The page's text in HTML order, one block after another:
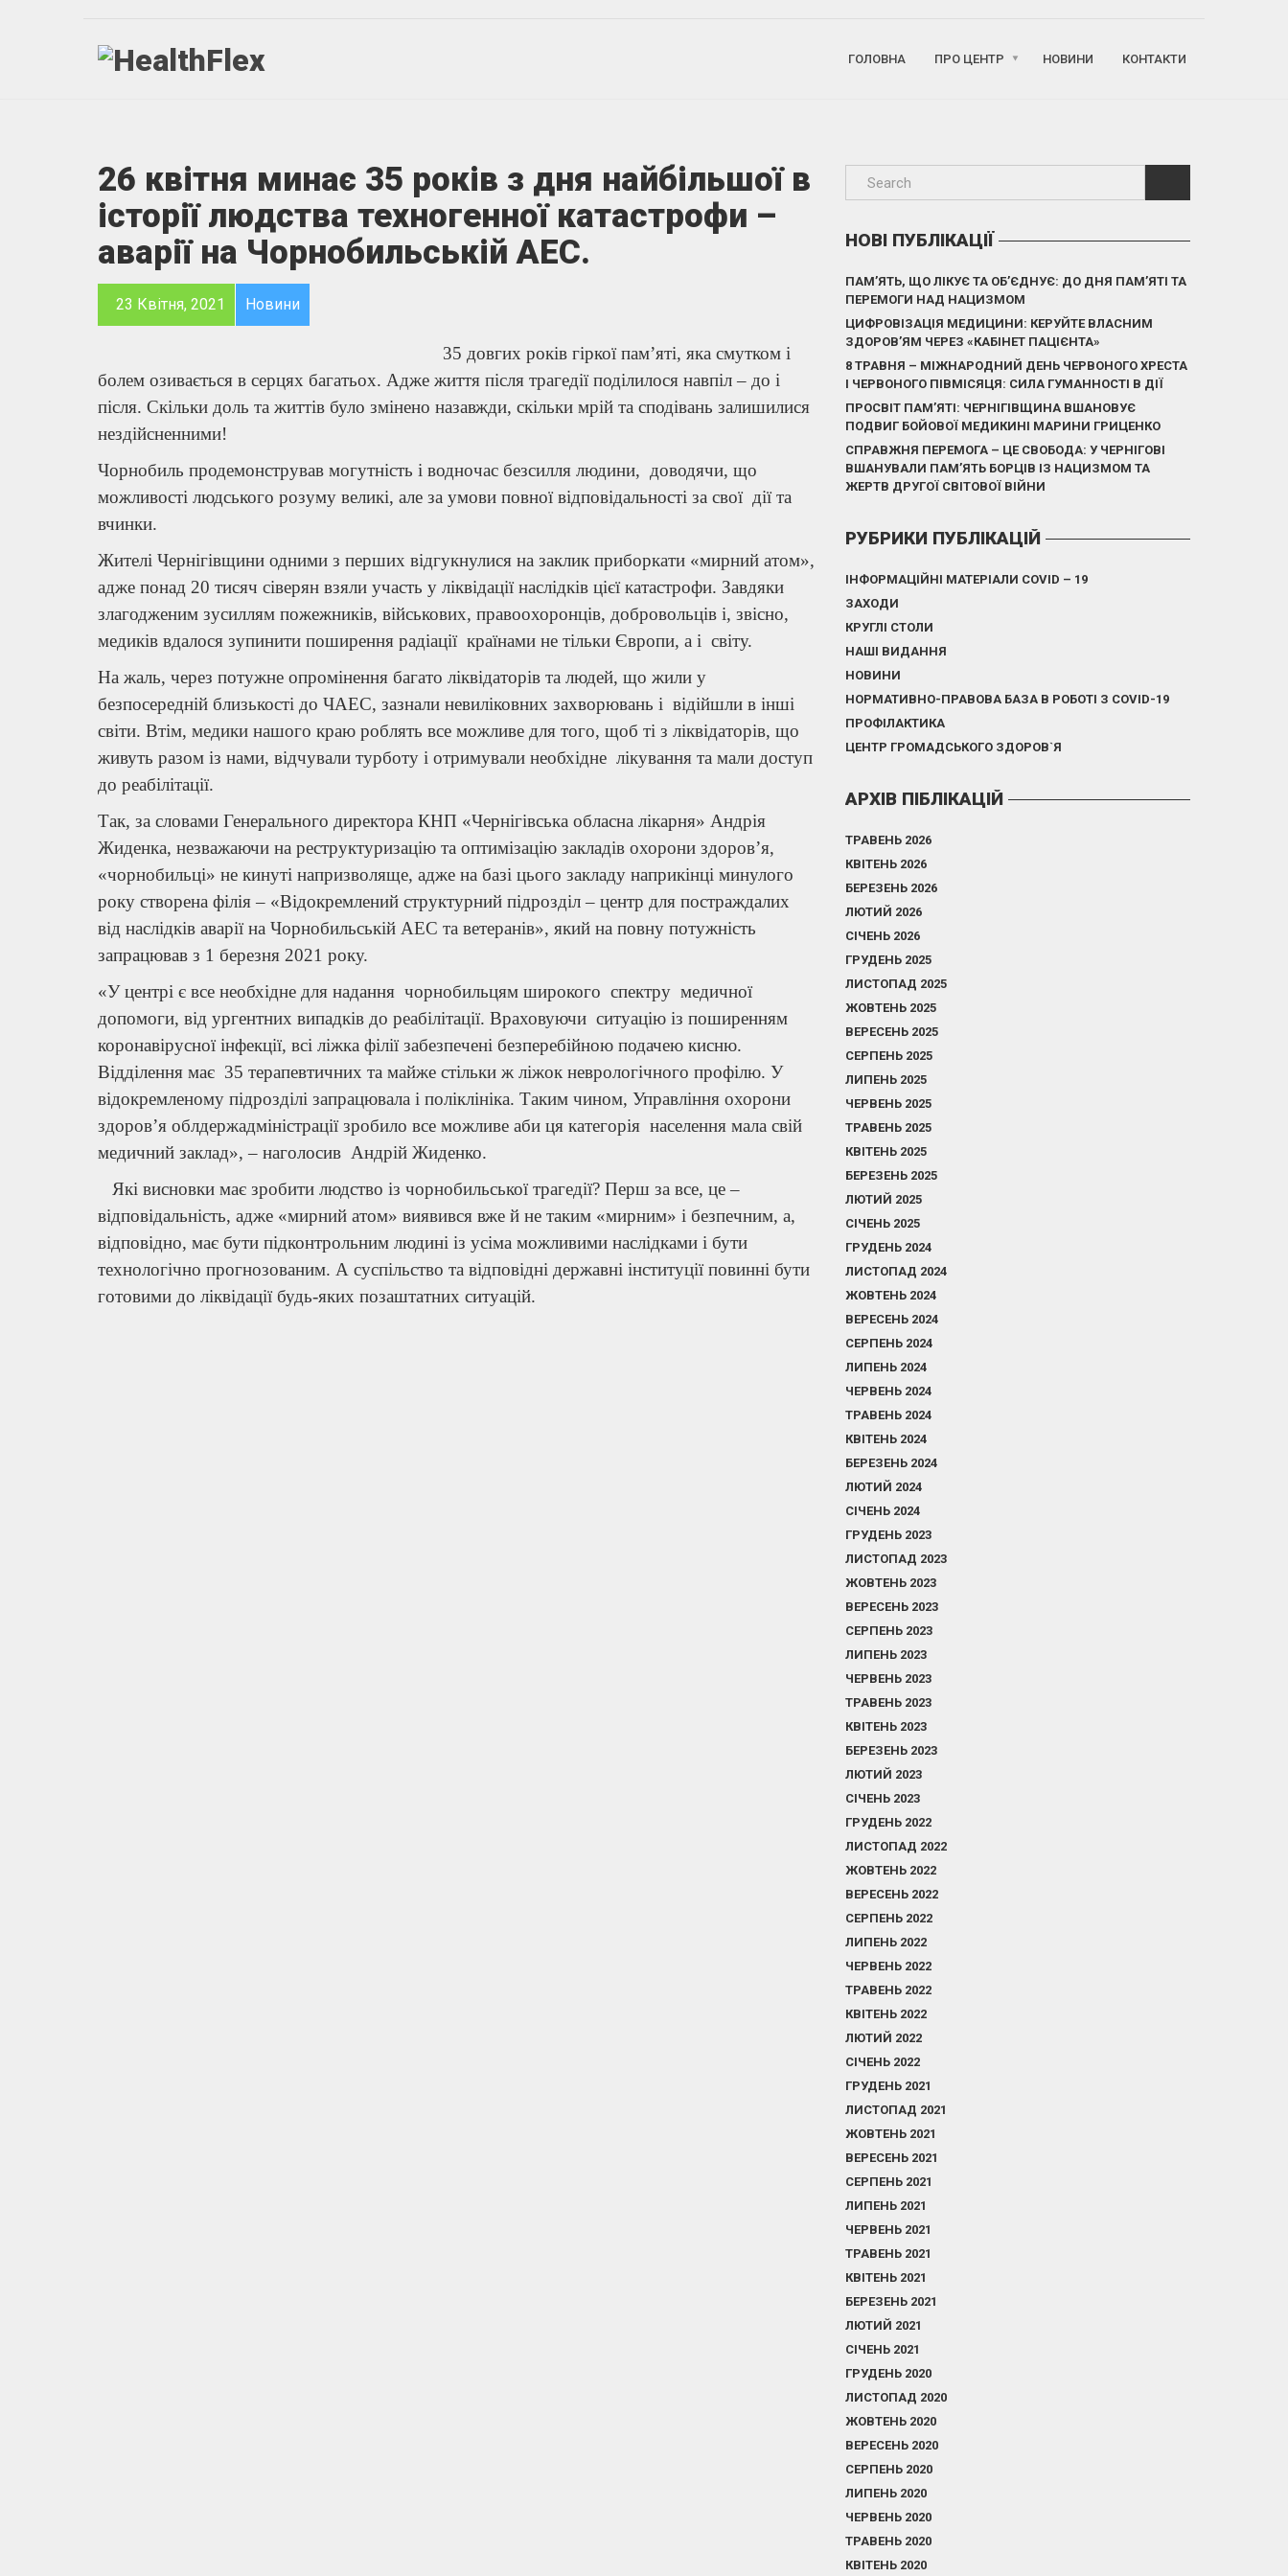
ГОЛОВНА ПРО ЦЕНТР НОВИНИ КОНТАКТИ
26 квітня минає 35 років з дня найбільшої в
історії людства техногенної катастрофи –
аварії на Чорнобильській АЕС.
23 Квітня, 2021 Новини
35 довгих років гіркої пам’яті, яка смутком і
болем озивається в серцях багатьох. Адже життя після трагедії поділилося навпіл – до і
після. Скільки доль та життів було змінено назавжди, скільки мрій та сподівань залишилися
нездійсненними!
Чорнобиль продемонстрував могутність і водночас безсилля людини, доводячи, що
можливості людського розуму великі, але за умови повної відповідальності за свої дії та
вчинки.
Жителі Чернігівщини одними з перших відгукнулися на заклик приборкати «мирний атом»,
адже понад 20 тисяч сіверян взяли участь у ліквідації наслідків цієї катастрофи. Завдяки
злагодженим зусиллям пожежників, військових, правоохоронців, добровольців і, звісно,
медиків вдалося зупинити поширення радіації країнами не тільки Європи, а і світу.
На жаль, через потужне опромінення багато ліквідаторів та людей, що жили у
безпосередній близькості до ЧАЕС, зазнали невиліковних захворювань і відійшли в інші
світи. Втім, медики нашого краю роблять все можливе для того, щоб ті з ліквідаторів, що
живуть разом із нами, відчували турботу і отримували необхідне лікування та мали доступ
до реабілітації.
Так, за словами Генерального директора КНП «Чернігівська обласна лікарня» Андрія
Жиденка, незважаючи на реструктуризацію та оптимізацію закладів охорони здоров’я,
«чорнобильці» не кинуті напризволяще, адже на базі цього закладу наприкінці минулого
року створена філія – «Відокремлений структурний підрозділ – центр для постраждалих
від наслідків аварії на Чорнобильській АЕС та ветеранів», який на повну потужність
запрацював з 1 березня 2021 року.
«У центрі є все необхідне для надання чорнобильцям широкого спектру медичної
допомоги, від ургентних випадків до реабілітації. Враховуючи ситуацію із поширенням
коронавірусної інфекції, всі ліжка філії забезпечені безперебійною подачею кисню.
Відділення має 35 терапевтичних та майже стільки ж ліжок неврологічного профілю. У
відокремленому підрозділі запрацювала і поліклініка. Таким чином, Управління охорони
здоров’я облдержадміністрації зробило все можливе аби ця категорія населення мала свій
медичний заклад», – наголосив Андрій Жиденко.
Які висновки має зробити людство із чорнобильської трагедії? Перш за все, це –
відповідальність, адже «мирний атом» виявився вже й не таким «мирним» і безпечним, а,
відповідно, має бути підконтрольним людині із усіма можливими наслідками і бути
технологічно прогнозованим. А суспільство та відповідні державні інституції повинні бути
готовими до ліквідації будь-яких позаштатних ситуацій.
НОВІ ПУБЛІКАЦІЇ
ПАМ’ЯТЬ, ЩО ЛІКУЄ ТА ОБ’ЄДНУЄ: ДО ДНЯ ПАМ’ЯТІ ТА
ПЕРЕМОГИ НАД НАЦИЗМОМ
ЦИФРОВІЗАЦІЯ МЕДИЦИНИ: КЕРУЙТЕ ВЛАСНИМ
ЗДОРОВ’ЯМ ЧЕРЕЗ «КАБІНЕТ ПАЦІЄНТА»
8 ТРАВНЯ – МІЖНАРОДНИЙ ДЕНЬ ЧЕРВОНОГО ХРЕСТА
І ЧЕРВОНОГО ПІВМІСЯЦЯ: СИЛА ГУМАННОСТІ В ДІЇ
ПРОСВІТ ПАМ’ЯТІ: ЧЕРНІГІВЩИНА ВШАНОВУЄ
ПОДВИГ БОЙОВОЇ МЕДИКИНІ МАРИНИ ГРИЦЕНКО
СПРАВЖНЯ ПЕРЕМОГА – ЦЕ СВОБОДА: У ЧЕРНІГОВІ
ВШАНУВАЛИ ПАМ’ЯТЬ БОРЦІВ ІЗ НАЦИЗМОМ ТА
ЖЕРТВ ДРУГОЇ СВІТОВОЇ ВІЙНИ
РУБРИКИ ПУБЛІКАЦІЙ
ІНФОРМАЦІЙНІ МАТЕРІАЛИ COVID – 19
ЗАХОДИ
КРУГЛІ СТОЛИ
НАШІ ВИДАННЯ
НОВИНИ
НОРМАТИВНО-ПРАВОВА БАЗА В РОБОТІ З COVID-19
ПРОФІЛАКТИКА
ЦЕНТР ГРОМАДСЬКОГО ЗДОРОВ`Я
АРХІВ ПІБЛІКАЦІЙ
ТРАВЕНЬ 2026
КВІТЕНЬ 2026
БЕРЕЗЕНЬ 2026
ЛЮТИЙ 2026
СІЧЕНЬ 2026
ГРУДЕНЬ 2025
ЛИСТОПАД 2025
ЖОВТЕНЬ 2025
ВЕРЕСЕНЬ 2025
СЕРПЕНЬ 2025
ЛИПЕНЬ 2025
ЧЕРВЕНЬ 2025
ТРАВЕНЬ 2025
КВІТЕНЬ 2025
БЕРЕЗЕНЬ 2025
ЛЮТИЙ 2025
СІЧЕНЬ 2025
ГРУДЕНЬ 2024
ЛИСТОПАД 2024
ЖОВТЕНЬ 2024
ВЕРЕСЕНЬ 2024
СЕРПЕНЬ 2024
ЛИПЕНЬ 2024
ЧЕРВЕНЬ 2024
ТРАВЕНЬ 2024
КВІТЕНЬ 2024
БЕРЕЗЕНЬ 2024
ЛЮТИЙ 2024
СІЧЕНЬ 2024
ГРУДЕНЬ 2023
ЛИСТОПАД 2023
ЖОВТЕНЬ 2023
ВЕРЕСЕНЬ 2023
СЕРПЕНЬ 2023
ЛИПЕНЬ 2023
ЧЕРВЕНЬ 2023
ТРАВЕНЬ 2023
КВІТЕНЬ 2023
БЕРЕЗЕНЬ 2023
ЛЮТИЙ 2023
СІЧЕНЬ 2023
ГРУДЕНЬ 2022
ЛИСТОПАД 2022
ЖОВТЕНЬ 2022
ВЕРЕСЕНЬ 2022
СЕРПЕНЬ 2022
ЛИПЕНЬ 2022
ЧЕРВЕНЬ 2022
ТРАВЕНЬ 2022
КВІТЕНЬ 2022
ЛЮТИЙ 2022
СІЧЕНЬ 2022
ГРУДЕНЬ 2021
ЛИСТОПАД 2021
ЖОВТЕНЬ 2021
ВЕРЕСЕНЬ 2021
СЕРПЕНЬ 2021
ЛИПЕНЬ 2021
ЧЕРВЕНЬ 2021
ТРАВЕНЬ 2021
КВІТЕНЬ 2021
БЕРЕЗЕНЬ 2021
ЛЮТИЙ 2021
СІЧЕНЬ 2021
ГРУДЕНЬ 2020
ЛИСТОПАД 2020
ЖОВТЕНЬ 2020
ВЕРЕСЕНЬ 2020
СЕРПЕНЬ 2020
ЛИПЕНЬ 2020
ЧЕРВЕНЬ 2020
ТРАВЕНЬ 2020
КВІТЕНЬ 2020